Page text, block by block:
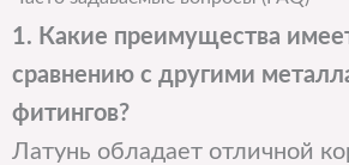
1. Какие преимущества
сравнению с другими
фитингов?
Латунь обладает отличной